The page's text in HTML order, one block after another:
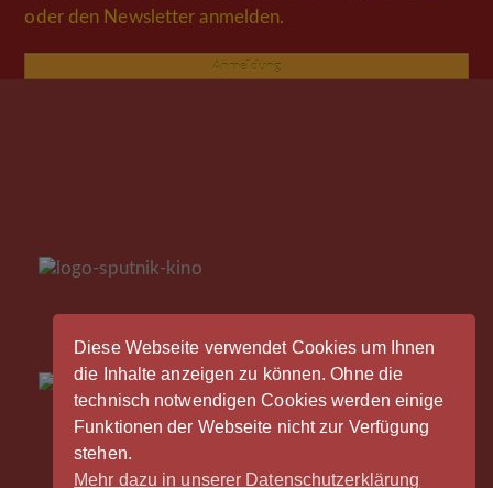
Diese Webseite verwendet Cookies um Ihnen
die Inhalte anzeigen zu können. Ohne die
technisch notwendigen Cookies werden einige
Funktionen der Webseite nicht zur Verfügung
stehen.
Mehr dazu in unserer Datenschutzerklärung
oder den Newsletter anmelden.
Anmeldung